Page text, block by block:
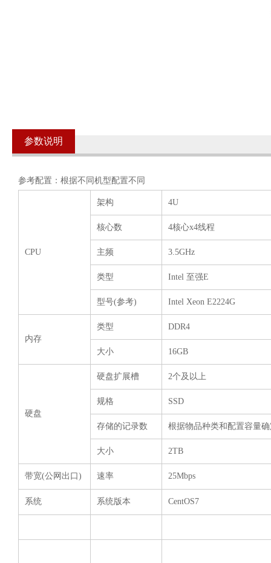
参数说明
参考配置：根据不同机型配置不同
CPU
架构 4U
核心数 4核心x4线程
主频 3.5GHz
类型 Intel 至强E
型号(参考) Intel Xeon E2224G
内存
类型 DDR4
大小 16GB
硬盘
硬盘扩展槽 2个及以上
规格 SSD
存储的记录数 根据物品种类和配置容量
大小 2TB
带宽(公网出口) 速率 25Mbps
系统 系统版本 CentOS7